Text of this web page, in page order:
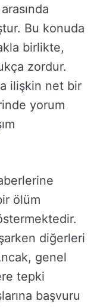
Bu konuda
birlikte,
zordur.
ilişkin net bir
yorum
ölüm
diğerleri
genel
tepki
başvuru